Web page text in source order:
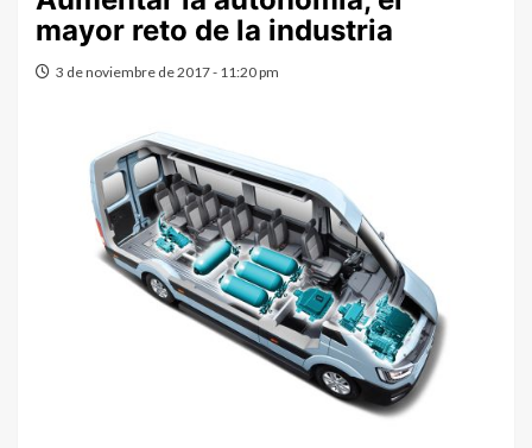
mayor reto de la industria
3 de noviembre de 2017 - 11:20 pm